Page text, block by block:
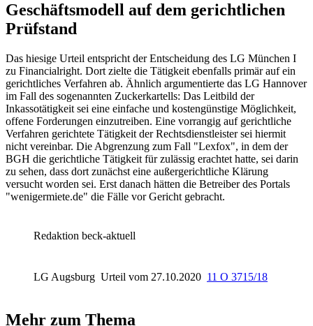
Geschäftsmodell auf dem gerichtlichen
Prüfstand
Das hiesige Urteil entspricht der Entscheidung des LG München I
zu Financialright. Dort zielte die Tätigkeit ebenfalls primär auf ein
gerichtliches Verfahren ab. Ähnlich argumentierte das LG Hannover
im Fall des sogenannten Zuckerkartells: Das Leitbild der
Inkassotätigkeit sei eine einfache und kostengünstige Möglichkeit,
offene Forderungen einzutreiben. Eine vorrangig auf gerichtliche
Verfahren gerichtete Tätigkeit der Rechtsdienstleister sei hiermit
nicht vereinbar. Die Abgrenzung zum Fall "Lexfox", in dem der
BGH die gerichtliche Tätigkeit für zulässig erachtet hatte, sei darin
zu sehen, dass dort zunächst eine außergerichtliche Klärung
versucht worden sei. Erst danach hätten die Betreiber des Portals
"wenigermiete.de" die Fälle vor Gericht gebracht.
Redaktion beck-aktuell
LG Augsburg Urteil vom 27.10.2020 11 O 3715/18
Mehr zum Thema